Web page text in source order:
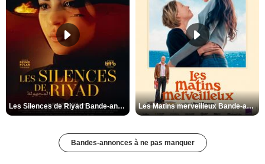
Les Silences de Riyad Bande-annonce VO STFR Les Matins merveilleux Bande-annonce VF
Bandes-annonces à ne pas manquer